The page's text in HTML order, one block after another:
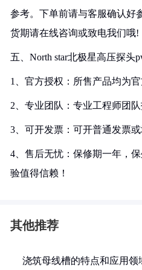
参考。下单前请与客服确认好
货期请在线咨询或致电我们哦!
五、North star北极星高压探头
1、官方授权：所售产品均为
2、专业团队：专业工程师团
3、可开发票：可开普通发票
4、售后无忧：保修期一年，
验值得信赖！
其他推荐
浇筑母线槽的特点和应用领